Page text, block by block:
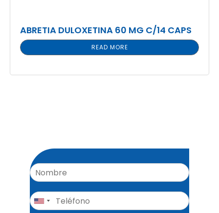
ABRETIA DULOXETINA 60 MG C/14 CAPS
READ MORE